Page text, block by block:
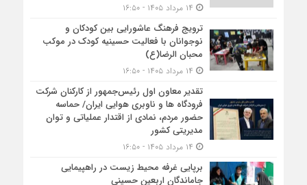
ترویج فرهنگ عاشورایی بین کودکان و
نوجوانان با فعالیت حسینیه کودک در موکب
محبان الرضا(ع)
تقدیر معاون اول رئیس‌جمهور از کارکنان شرکت
فرودگاه ها و ناوبری هوایی ایران/ حماسه
حضور مردم، نمادی از اقتدار عملیاتی و توان
مدیریتی کشور
برپایی غرفه محیط زیست در راهپیمایی
جاماندگان اربعین حسینی